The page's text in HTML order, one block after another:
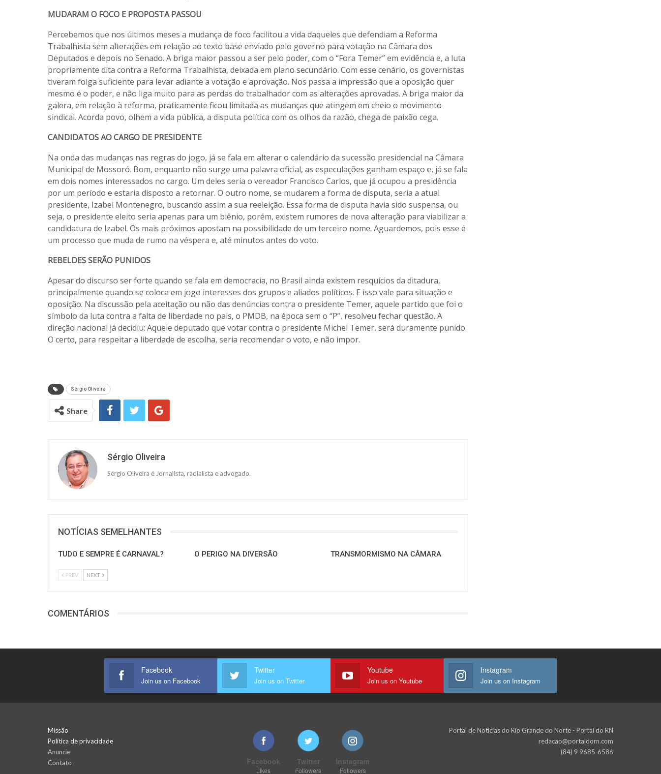
MUDARAM O FOCO E PROPOSTA PASSOU
Percebemos que nos últimos meses a mudança de foco facilitou a vida daqueles que defendiam a Reforma
Trabalhista sem alterações em relação ao texto base enviado pelo governo para votação na Câmara dos
Deputados e depois no Senado. A briga maior passou a ser pelo poder, com o “Fora Temer” em evidência e, a luta
propriamente dita contra a Reforma Trabalhista, deixada em plano secundário. Com esse cenário, os governistas
tiveram folga suficiente para levar adiante a votação e aprovação. Nos passa a impressão que a oposição quer
mesmo é o poder, e não liga muito para as perdas do trabalhador com as alterações aprovadas. A briga maior da
galera, em relação à reforma, praticamente ficou limitada as mudanças que atingem em cheio o movimento
sindical. Acorda povo, olhem a vida pública, a disputa política com os olhos da razão, chega de paixão cega.
CANDIDATOS AO CARGO DE PRESIDENTE
Na onda das mudanças nas regras do jogo, já se fala em alterar o calendário da sucessão presidencial na Câmara
Municipal de Mossoró. Bom, enquanto não surge uma palavra oficial, as especulações ganham espaço e, já se fala
em dois nomes interessados no cargo. Um deles seria o vereador Francisco Carlos, que já ocupou a presidência
por um período e estaria disposto a retornar. O outro nome, se mudarem a forma de disputa, seria a atual
presidente, Izabel Montenegro, buscando assim a sua reeleição. Essa forma de disputa havia sido suspensa, ou
seja, o presidente eleito seria apenas para um biênio, porém, existem rumores de nova alteração para viabilizar a
candidatura de Izabel. Os mais próximos apostam na possibilidade de um terceiro nome. Aguardemos, pois esse é
um processo que muda de rumo na véspera e, até minutos antes do voto.
REBELDES SERÃO PUNIDOS
Apesar do discurso ser forte quando se fala em democracia, no Brasil ainda existem resquícios da ditadura,
principalmente quando se coloca em jogo interesses dos grupos e aliados políticos. E isso vale para situação e
oposição. Na discussão pela aceitação ou não das denúncias contra o presidente Temer, aquele partido que foi o
símbolo da luta contra a falta de liberdade no pais, o PMDB, na época sem o “P”, resolveu fechar questão. A
direção nacional já decidiu: Aquele deputado que votar contra o presidente Michel Temer, será duramente punido.
O certo, para respeitar a liberdade de escolha, seria recomendar o voto, e não impor.
Sérgio Oliveira
Share
Sérgio Oliveira
Sérgio Oliveira é Jornalista, radialista e advogado.
NOTÍCIAS SEMELHANTES
TUDO E SEMPRE É CARNAVAL? O PERIGO NA DIVERSÃO TRANSMORMISMO NA CÂMARA
PREV NEXT
COMENTÁRIOS
Facebook
Join us on Facebook
Twitter
Join us on Twitter
Youtube
Join us on Youtube
Instagram
Join us on Instagram
Missão
Política de privacidade
Anuncie
Contato
Facebook
Likes
Twitter
Followers
Instagram
Followers
Portal de Notícias do Rio Grande do Norte - Portal do RN
redacao@portaldorn.com
(84) 9 9685-6586